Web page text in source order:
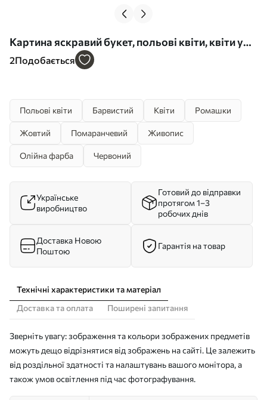
Картина яскравий букет, польові квіти, квіти у
вазі Арт. s40419
2Подобається
Польові квіти Барвистий Квіти Ромашки
Жовтий Помаранчевий Живопис
Олійна фарба Червоний
Українське
виробництво
Готовий до відправки
протягом 1–3
робочих днів
Доставка Новою
Поштою
Гарантія на товар
Технічні характеристики та матеріал
Доставка та оплата
Поширені запитання
Зверніть увагу: зображення та кольори зображених предметів
можуть дещо відрізнятися від зображень на сайті. Це залежить
від роздільної здатності та налаштувань вашого монітора, а
також умов освітлення під час фотографування.